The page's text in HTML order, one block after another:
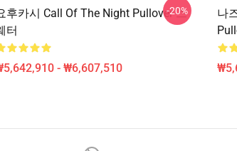
후카시 Call Of The Night Pullover 스
터
- ₩6,607,510
-20%
나